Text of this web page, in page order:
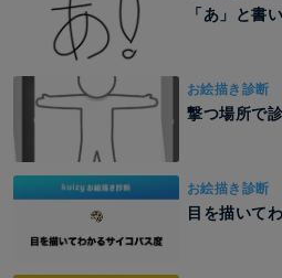
「あ」と書
お絵描き診断
撃つ場所で
お絵描き診断
目を描いて